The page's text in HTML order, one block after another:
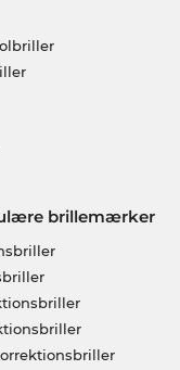
brillemærker